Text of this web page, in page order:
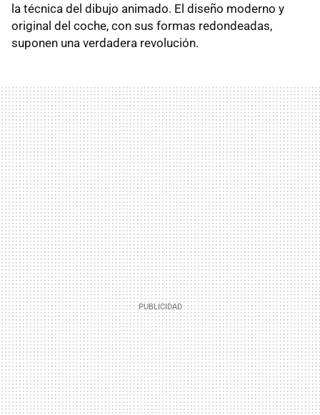
la técnica del dibujo animado. El diseño moderno y
original del coche, con sus formas redondeadas,
suponen una verdadera revolución.